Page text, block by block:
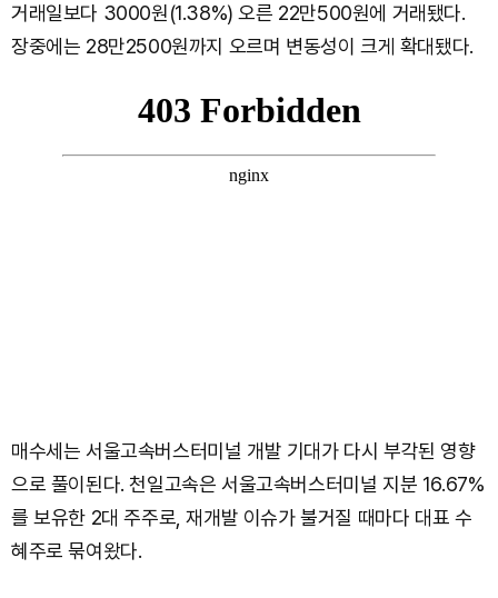
거래일보다 3000원(1.38%) 오른 22만500원에 거래됐다.
장중에는 28만2500원까지 오르며 변동성이 크게 확대됐다.
매수세는 서울고속버스터미널 개발 기대가 다시 부각된 영향
으로 풀이된다. 천일고속은 서울고속버스터미널 지분 16.67%
를 보유한 2대 주주로, 재개발 이슈가 불거질 때마다 대표 수
혜주로 묶여왔다.